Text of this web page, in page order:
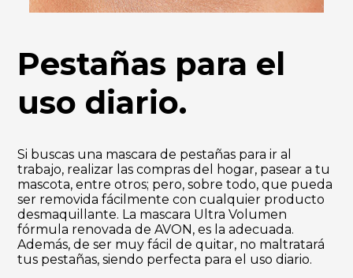
Pestañas para el
uso diario.
Si buscas una mascara de pestañas para ir al
trabajo, realizar las compras del hogar, pasear a tu
mascota, entre otros; pero, sobre todo, que pueda
ser removida fácilmente con cualquier producto
desmaquillante. La mascara Ultra Volumen
fórmula renovada de AVON, es la adecuada.
Además, de ser muy fácil de quitar, no maltratará
tus pestañas, siendo perfecta para el uso diario.